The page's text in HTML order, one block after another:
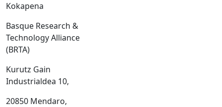
Kokapena
Basque Research &
Technology Alliance
(BRTA)
Kurutz Gain
Industrialdea 10,
20850 Mendaro,